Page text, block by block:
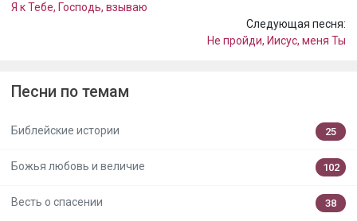
Я к Тебе, Господь, взываю
Следующая песня:
Не пройди, Иисус, меня Ты
Песни по темам
Библейские истории 25
Божья любовь и величие 102
Весть о спасении 38